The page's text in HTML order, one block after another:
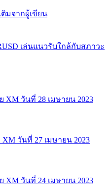
ติมจากผู้เขียน
เล่นแนวรับใกล้กับสภาวะ
XM วันที่ 28 เมษายน 2023
วันที่ 27 เมษายน 2023
XM วันที่ 24 เมษายน 2023